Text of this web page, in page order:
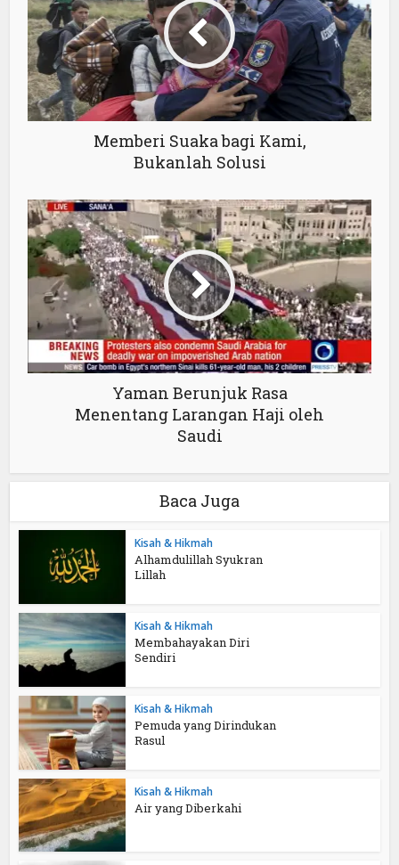
Memberi Suaka bagi Kami,
Bukanlah Solusi
Yaman Berunjuk Rasa
Menentang Larangan Haji oleh
Saudi
Baca Juga
Kisah & Hikmah
Alhamdulillah Syukran
Lillah
Kisah & Hikmah
Membahayakan Diri
Sendiri
Kisah & Hikmah
Pemuda yang Dirindukan
Rasul
Kisah & Hikmah
Air yang Diberkahi